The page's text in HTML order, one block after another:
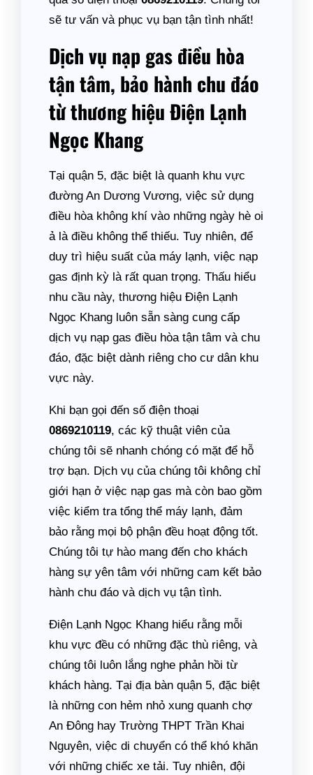
sẽ tư vấn và phục vụ bạn tận tình nhất!
Dịch vụ nạp gas điều hòa
tận tâm, bảo hành chu đáo
từ thương hiệu Điện Lạnh
Ngọc Khang
Tại quận 5, đặc biệt là quanh khu vực
đường An Dương Vương, việc sử dụng
điều hòa không khí vào những ngày hè oi
ả là điều không thể thiếu. Tuy nhiên, để
duy trì hiệu suất của máy lạnh, việc nạp
gas định kỳ là rất quan trọng. Thấu hiểu
nhu cầu này, thương hiệu Điện Lạnh
Ngọc Khang luôn sẵn sàng cung cấp
dịch vụ nạp gas điều hòa tận tâm và chu
đáo, đặc biệt dành riêng cho cư dân khu
vực này.
Khi bạn gọi đến số điện thoại
0869210119, các kỹ thuật viên của
chúng tôi sẽ nhanh chóng có mặt để hỗ
trợ bạn. Dịch vụ của chúng tôi không chỉ
giới hạn ở việc nạp gas mà còn bao gồm
việc kiểm tra tổng thể máy lạnh, đảm
bảo rằng mọi bộ phận đều hoạt động tốt.
Chúng tôi tự hào mang đến cho khách
hàng sự yên tâm với những cam kết bảo
hành chu đáo và dịch vụ tận tình.
Điện Lạnh Ngọc Khang hiểu rằng mỗi
khu vực đều có những đặc thù riêng, và
chúng tôi luôn lắng nghe phản hồi từ
khách hàng. Tại địa bàn quận 5, đặc biệt
là những con hẻm nhỏ xung quanh chợ
An Đông hay Trường THPT Trần Khai
Nguyên, việc di chuyển có thể khó khăn
với những chiếc xe tải. Tuy nhiên, đội